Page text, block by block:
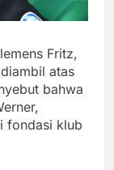
Fritz,
atas
bahwa
fondasi klub